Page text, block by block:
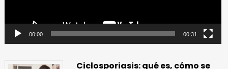
00:00 00:31
Ciclosporiasis: qué es, cómo se